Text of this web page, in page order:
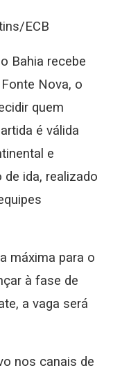
ECB
Bahia recebe
Nova, o
quem
é válida
e
ida, realizado
máxima para o
à fase de
a vaga será
nos canais de